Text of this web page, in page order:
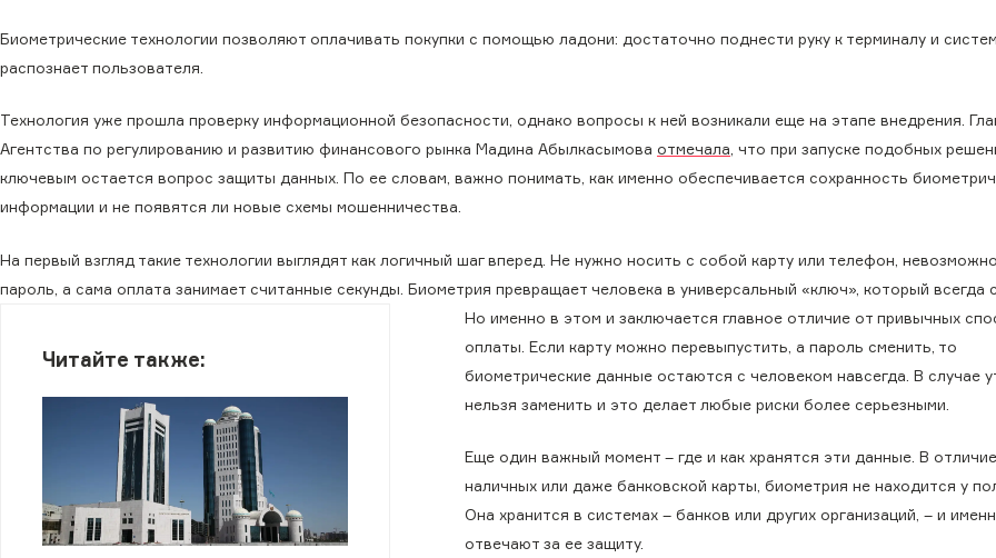
Биометрические технологии позволяют оплачивать покупки с помощью ладони: достаточно поднести руку к терминалу и
распознает пользователя.
Технология уже прошла проверку информационной безопасности, однако вопросы к ней возникали еще на этапе внедрения.
Агентства по регулированию и развитию финансового рынка Мадина Абылкасымова отмечала , что при запуске подобных
ключевым остается вопрос защиты данных. По ее словам, важно понимать, как именно обеспечивается сохранность
информации и не появятся ли новые схемы мошенничества.
На первый взгляд такие технологии выглядят как логичный шаг вперед. Не нужно носить с собой карту или телефон,
пароль, а сама оплата занимает считанные секунды. Биометрия превращает человека в универсальный «ключ», который всегда
Читайте также:
Но именно в этом и заключается главное отличие от привычных
оплаты. Если карту можно перевыпустить, а пароль сменить, то
биометрические данные остаются с человеком навсегда. В случае
нельзя заменить и это делает любые риски более серьезными.
Еще один важный момент – где и как хранятся эти данные. В
наличных или даже банковской карты, биометрия не находится у
Она хранится в системах – банков или других организаций, – и
отвечают за ее защиту.